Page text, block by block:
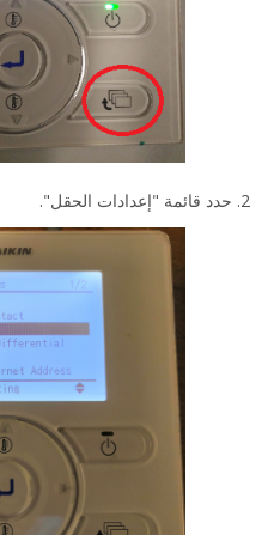
2. حدد قائمة "إعدادات الحقل".